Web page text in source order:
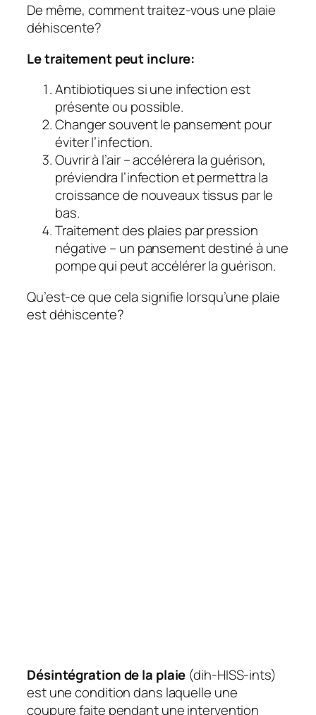
De même, comment traitez-vous une plaie
déhiscente?
Le traitement peut inclure:
Antibiotiques si une infection est
présente ou possible.
Changer souvent le pansement pour
éviter l’infection.
Ouvrir à l’air – accélérera la guérison,
préviendra l’infection et permettra la
croissance de nouveaux tissus par le
bas.
Traitement des plaies par pression
négative – un pansement destiné à une
pompe qui peut accélérer la guérison.
Qu’est-ce que cela signifie lorsqu’une plaie
est déhiscente?
Désintégration de la plaie (dih-HISS-ints)
est une condition dans laquelle une
coupure faite pendant une intervention